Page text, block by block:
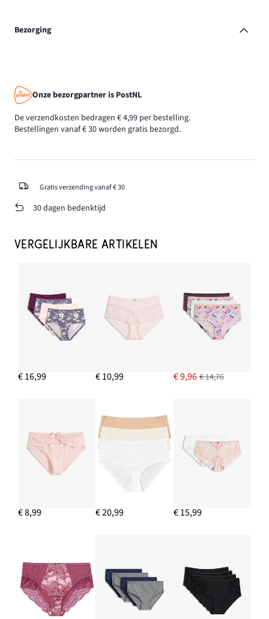
Bezorging
Onze bezorgpartner is PostNL
De verzendkosten bedragen € 4,99 per bestelling.
Bestellingen vanaf € 30 worden gratis bezorgd.
Gratis verzending vanaf € 30
30 dagen bedenktijd
VERGELIJKBARE ARTIKELEN
€ 16,99 € 10,99 € 9,96 € 14,76
€ 8,99 € 20,99 € 15,99